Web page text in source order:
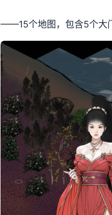
——15个地图，包含5个大